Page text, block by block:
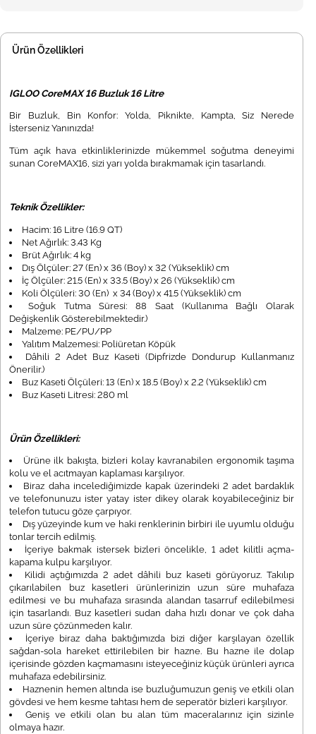
Ürün Özellikleri
IGLOO CoreMAX 16 Buzluk 16 Litre
Bir Buzluk, Bin Konfor: Yolda, Piknikte, Kampta, Siz Nerede
İsterseniz Yanınızda!
Tüm açık hava etkinliklerinizde mükemmel soğutma deneyimi
sunan CoreMAX16, sizi yarı yolda bırakmamak için tasarlandı.
Teknik Özellikler:
Hacim: 16 Litre (16.9 QT)
Net Ağırlık: 3.43 Kg
Brüt Ağırlık: 4 kg
Dış Ölçüler: 27 (En) x 36 (Boy) x 32 (Yükseklik) cm
İç Ölçüler: 21.5 (En) x 33.5 (Boy) x 26 (Yükseklik) cm
Koli Ölçüleri: 30 (En) x 34 (Boy) x 41.5 (Yükseklik) cm
Soğuk Tutma Süresi: 88 Saat (Kullanıma Bağlı Olarak
Değişkenlik Gösterebilmektedir.)
Malzeme: PE/PU/PP
Yalıtım Malzemesi: Poliüretan Köpük
Dâhili 2 Adet Buz Kaseti (Dipfrizde Dondurup Kullanmanız
Önerilir.)
Buz Kaseti Ölçüleri: 13 (En) x 18.5 (Boy) x 2.2 (Yükseklik) cm
Buz Kaseti Litresi: 280 ml
Ürün Özellikleri:
Ürüne ilk bakışta, bizleri kolay kavranabilen ergonomik taşıma
kolu ve el acıtmayan kaplaması karşılıyor.
Biraz daha incelediğimizde kapak üzerindeki 2 adet bardaklık
ve telefonunuzu ister yatay ister dikey olarak koyabileceğiniz bir
telefon tutucu göze çarpıyor.
Dış yüzeyinde kum ve haki renklerinin birbiri ile uyumlu olduğu
tonlar tercih edilmiş.
İçeriye bakmak istersek bizleri öncelikle, 1 adet kilitli açma-
kapama kulpu karşılıyor.
Kilidi açtığımızda 2 adet dâhili buz kaseti görüyoruz. Takılıp
çıkarılabilen buz kasetleri ürünlerinizin uzun süre muhafaza
edilmesi ve bu muhafaza sırasında alandan tasarruf edilebilmesi
için tasarlandı. Buz kasetleri sudan daha hızlı donar ve çok daha
uzun süre çözünmeden kalır.
İçeriye biraz daha baktığımızda bizi diğer karşılayan özellik
sağdan-sola hareket ettirilebilen bir hazne. Bu hazne ile dolap
içerisinde gözden kaçmamasını isteyeceğiniz küçük ürünleri ayrıca
muhafaza edebilirsiniz.
Haznenin hemen altında ise buzluğumuzun geniş ve etkili olan
gövdesi ve hem kesme tahtası hem de seperatör bizleri karşılıyor.
Geniş ve etkili olan bu alan tüm maceralarınız için sizinle
olmaya hazır.